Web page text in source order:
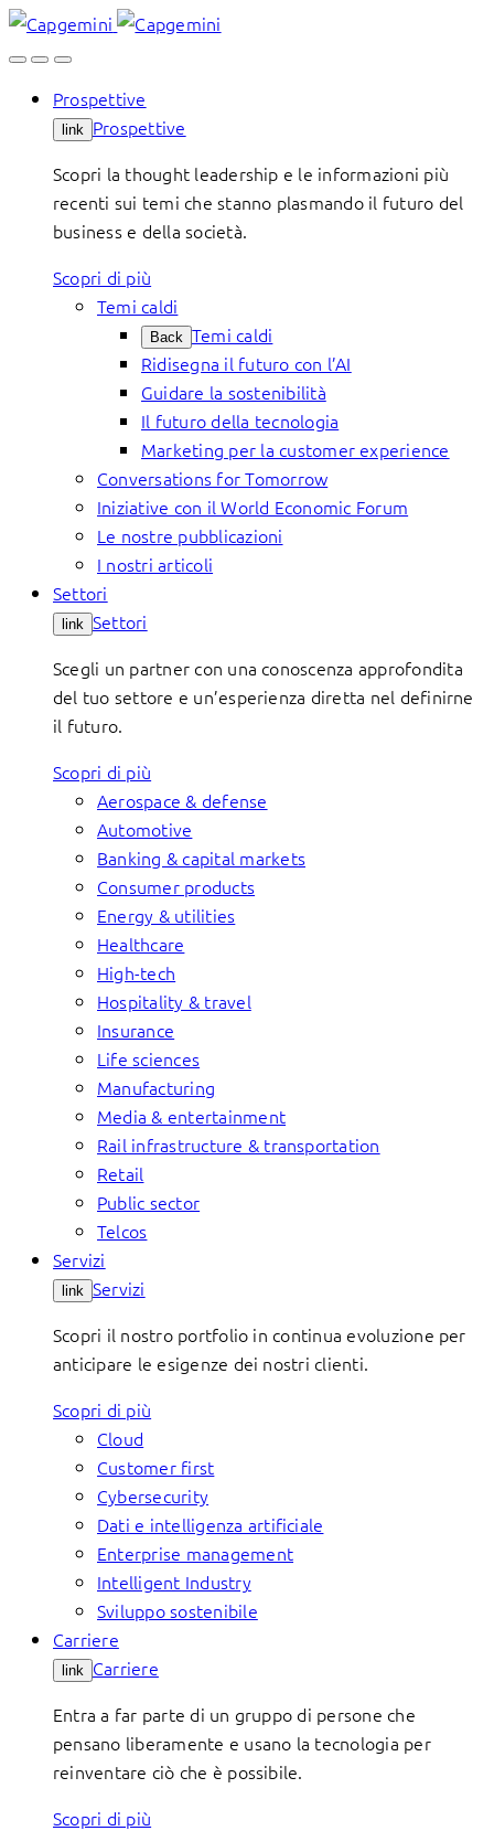
Skip
to
Prospettive
link Prospettive
Scopri la thought leadership e le informazioni più
recenti sui temi che stanno plasmando il futuro del
business e della società.
Scopri di più
Temi caldi
Back Temi caldi
Ridisegna il futuro con l’AI
Guidare la sostenibilità
Il futuro della tecnologia
Marketing per la customer experience
Conversations for Tomorrow
Iniziative con il World Economic Forum
Le nostre pubblicazioni
I nostri articoli
Settori
link Settori
Scegli un partner con una conoscenza approfondita
del tuo settore e un’esperienza diretta nel definirne
il futuro.
Scopri di più
Aerospace & defense
Automotive
Banking & capital markets
Consumer products
Energy & utilities
Healthcare
High-tech
Hospitality & travel
Insurance
Life sciences
Manufacturing
Media & entertainment
Rail infrastructure & transportation
Retail
Public sector
Telcos
Servizi
link Servizi
Scopri il nostro portfolio in continua evoluzione per
anticipare le esigenze dei nostri clienti.
Scopri di più
Cloud
Customer first
Cybersecurity
Dati e intelligenza artificiale
Enterprise management
Intelligent Industry
Sviluppo sostenibile
Carriere
link Carriere
Entra a far parte di un gruppo di persone che
pensano liberamente e usano la tecnologia per
reinventare ciò che è possibile.
Scopri di più